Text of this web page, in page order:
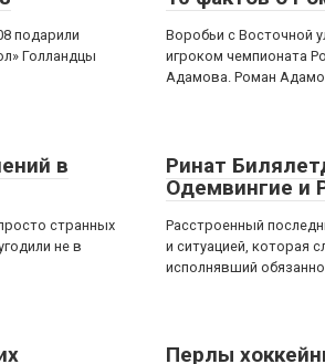
подарили
Голландцы
Воробьи с Восточной
игроком чемпионата
Адамова. Роман
в
странных
не в
Ринат
Одемвингие и
Расстроенный
и ситуацией, которая
исполнявший
Перлы